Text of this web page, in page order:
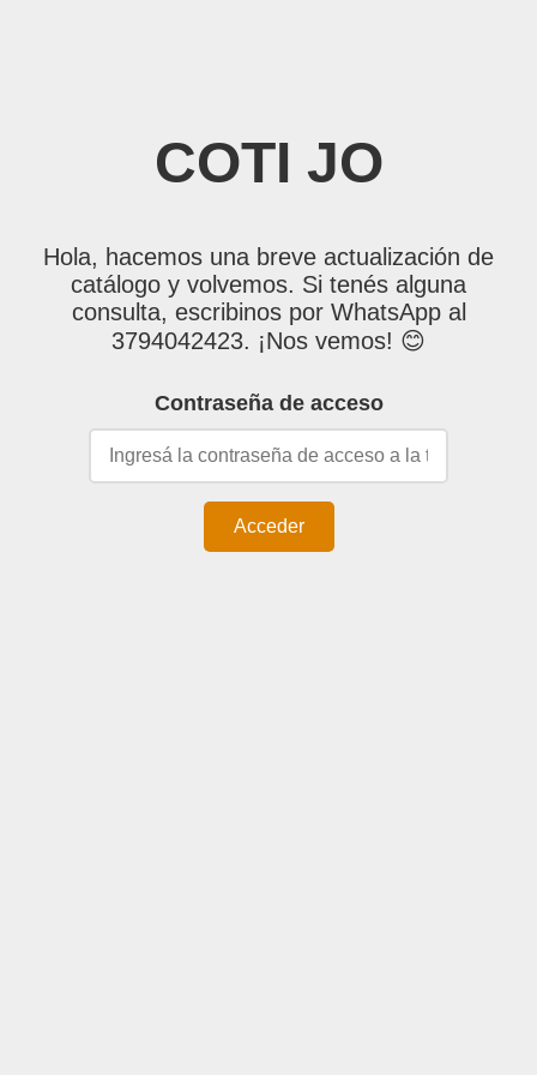
COTI JO
Hola, hacemos una breve actualización de
catálogo y volvemos. Si tenés alguna
consulta, escribinos por WhatsApp al
3794042423. ¡Nos vemos! 😊
Contraseña de acceso
Acceder